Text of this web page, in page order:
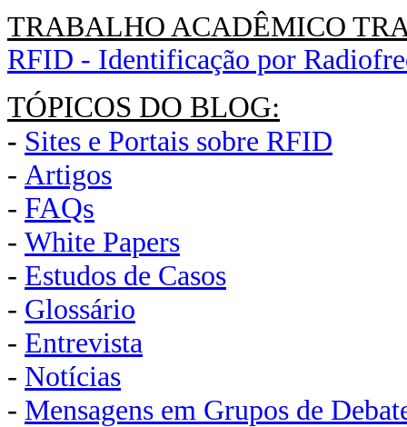
TRABALHO ACADÊMICO
RFID - Identificação por
TÓPICOS DO BLOG:
- Sites e Portais sobre RFID
- Artigos
- FAQs
- White Papers
- Estudos de Casos
- Glossário
- Entrevista
- Notícias
- Mensagens em Grupos de